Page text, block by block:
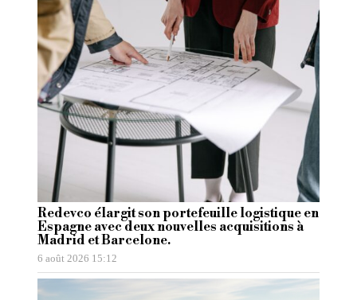
Redevco élargit son portefeuille logistique en
Espagne avec deux nouvelles acquisitions à
Madrid et Barcelone.
6 août 2026 15:12